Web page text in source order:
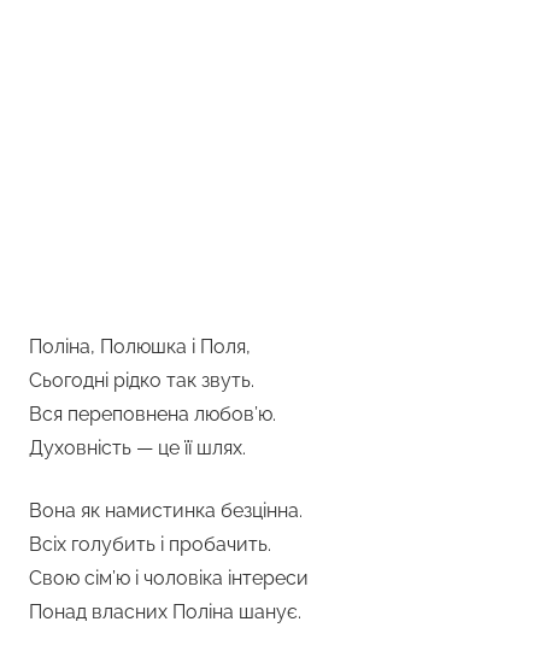
Поліна, Полюшка і Поля,
Сьогодні рідко так звуть.
Вся переповнена любов’ю.
Духовність — це її шлях.
Вона як намистинка безцінна.
Всіх голубить і пробачить.
Свою сім’ю і чоловіка інтереси
Понад власних Поліна шанує.